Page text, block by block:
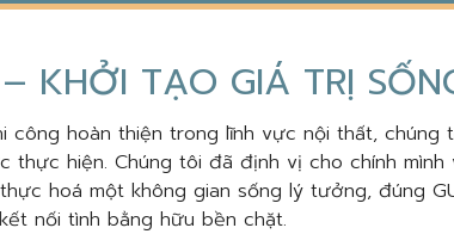
KHỞI TẠO GIÁ TRỊ
công hoàn thiện trong lĩnh vực nội thất,
hiện. Chúng tôi đã định vị cho chính
hoá một không gian sống lý tưởng, đúng
nối tình bằng hữu bền chặt.